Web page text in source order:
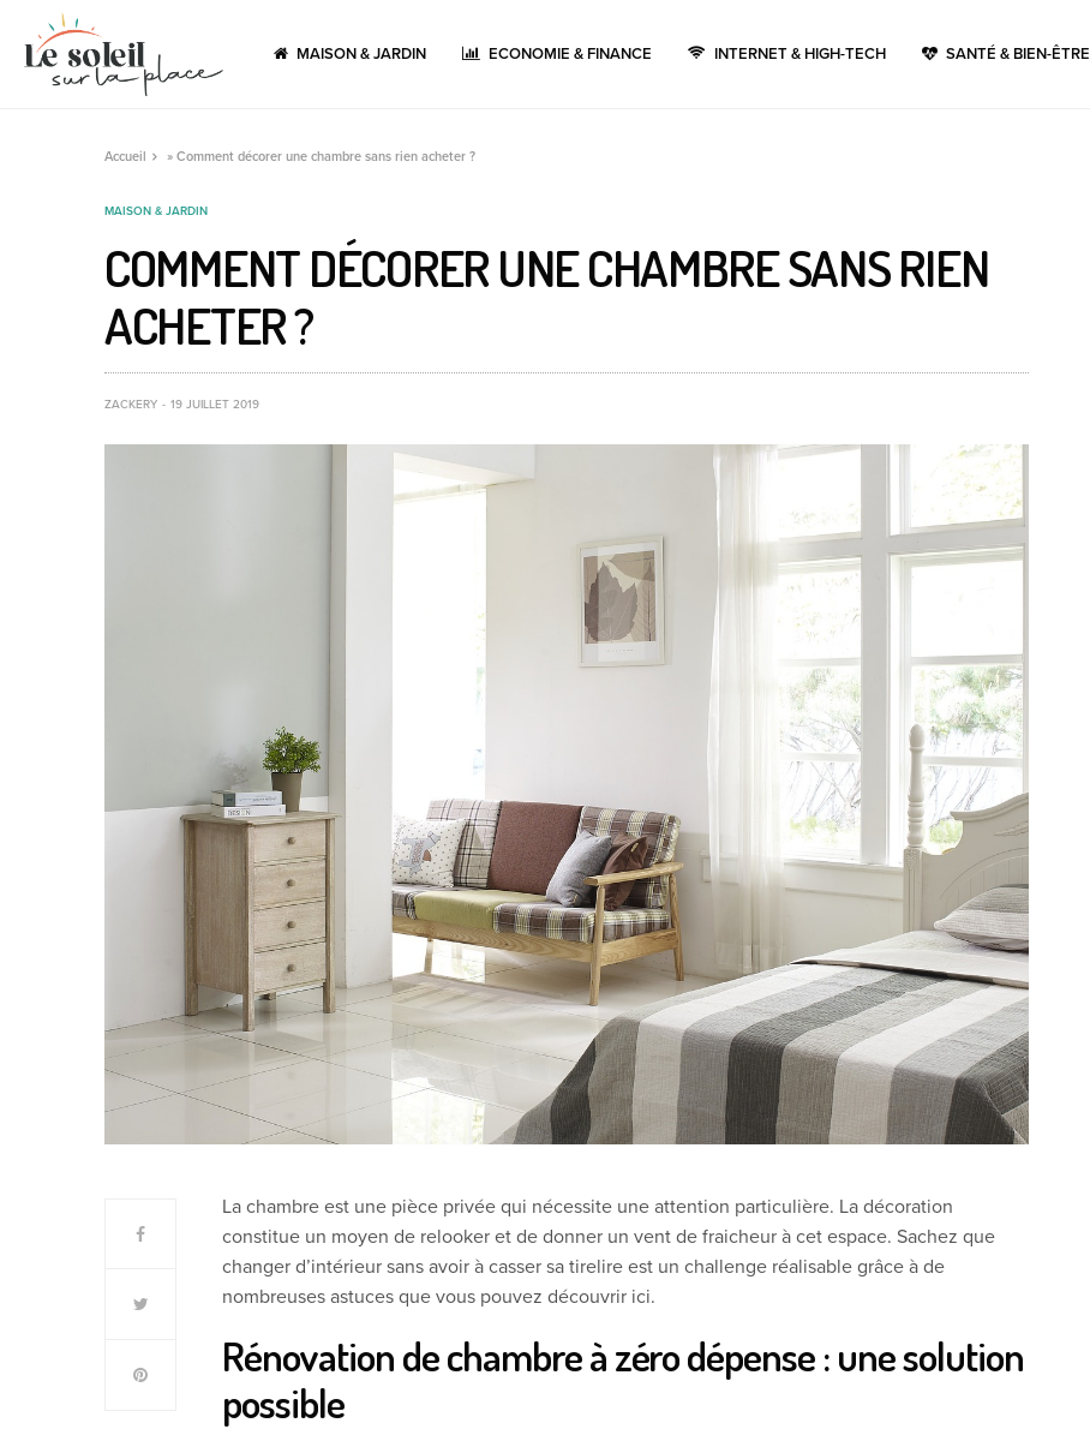
MAISON & JARDIN ECONOMIE & FINANCE INTERNET & HIGH-TECH SANTÉ & BIEN-ÊTRE
Accueil »Comment décorer une chambre sans rien acheter ?
MAISON & JARDIN
COMMENT DÉCORER UNE CHAMBRE SANS RIEN
ACHETER ?
ZACKERY 19 JUILLET 2019
La chambre est une pièce privée qui nécessite une attention particulière. La décoration
constitue un moyen de relooker et de donner un vent de fraicheur à cet espace. Sachez que
changer d’intérieur sans avoir à casser sa tirelire est un challenge réalisable grâce à de
nombreuses astuces que vous pouvez découvrir ici.
Rénovation de chambre à zéro dépense : une solution
possible